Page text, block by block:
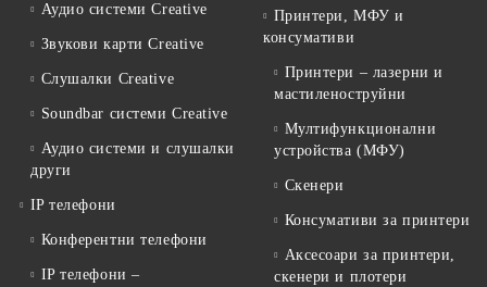
Аудио системи Creative
Звукови карти Creative
Слушалки Creative
Soundbar системи Creative
Аудио системи и слушалки
други
IP телефони
Конферентни телефони
IP телефони –
Принтери, МФУ и
консумативи
Принтери – лазерни и
мастиленоструйни
Мултифункционални
устройства (МФУ)
Скенери
Консумативи за принтери
Аксесоари за принтери,
скенери и плотери